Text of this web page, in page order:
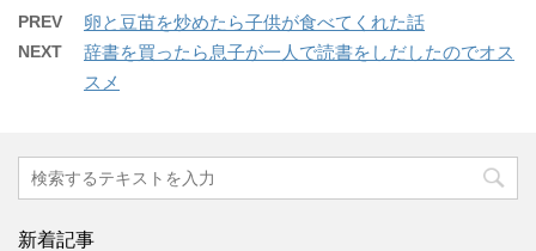
PREV 卵と豆苗を炒めたら子供が食べてくれた話
NEXT
辞書を買ったら息子が一人で読書をしだしたのでオス
スメ
新着記事